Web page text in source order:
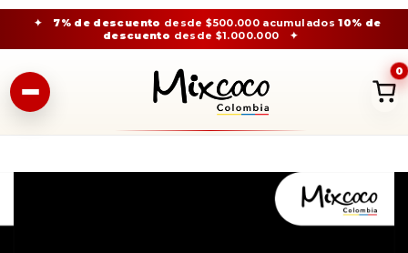
✦ 7% de descuento desde $500.000 acumulados10% de
descuento desde $1.000.000 ✦
0